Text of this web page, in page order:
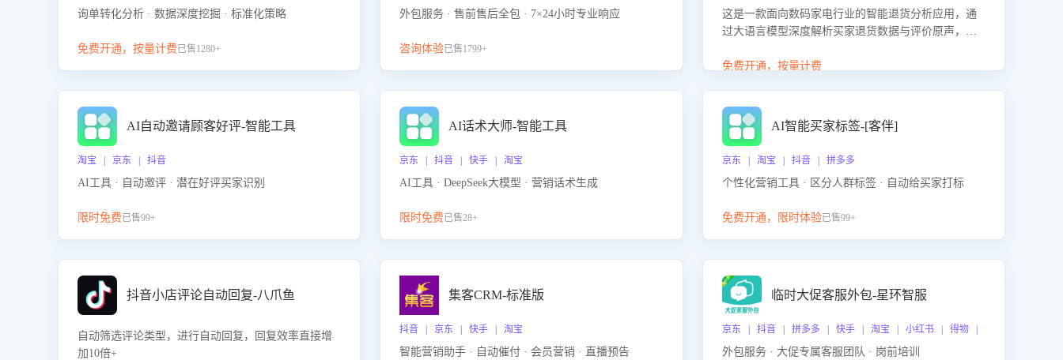
询单转化分析 · 数据深度挖掘 · 标准化策略
免费开通，按量计费已售1280+
外包服务 · 售前售后全包 · 7×24小时专业响应
咨询体验已售1799+
这是一款面向数码家电行业的智能退货分析应用，通
过大语言模型深度解析买家退货数据与评价原声，精
因，并输出可落地的改进建议，通过挖掘用户痛点驱
免费开通，按量计费
AI自动邀请顾客好评-智能工具
淘宝 | 京东 | 抖音
AI工具 · 自动邀评 · 潜在好评买家识别
限时免费已售99+
AI话术大师-智能工具
京东 | 抖音 | 快手 | 淘宝
AI工具 · DeepSeek大模型 · 营销话术生成
限时免费已售28+
AI智能买家标签-[客伴]
京东 | 淘宝 | 抖音 | 拼多多
个性化营销工具 · 区分人群标签 · 自动给买家打标
免费开通，限时体验已售99+
抖音小店评论自动回复-八爪鱼
自动筛选评论类型，进行自动回复，回复效率直接增
加10倍+
集客CRM-标准版
抖音 | 京东 | 快手 | 淘宝
智能营销助手 · 自动催付 · 会员营销 · 直播预告
临时大促客服外包-星环智服
京东 | 抖音 | 拼多多 | 快手 | 淘宝 | 小红书 | 得物 | 企业微信
外包服务 · 大促专属客服团队 · 岗前培训